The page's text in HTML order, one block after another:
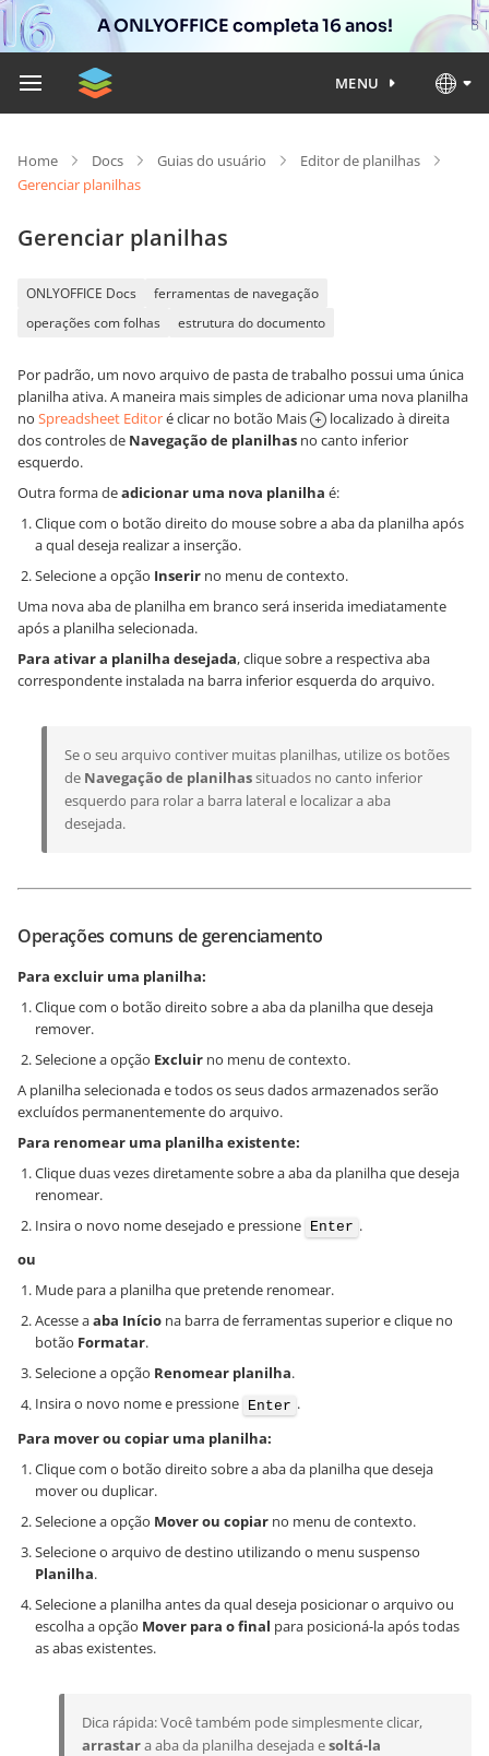
A ONLYOFFICE completa 16 anos!
MENU
Home Docs Guias do usuário
Editor de planilhas
Gerenciar planilhas
Gerenciar planilhas
ONLYOFFICE Docs
ferramentas de navegação
operações com folhas
estrutura do documento
Por padrão, um novo arquivo de pasta de trabalho possui uma única
planilha ativa. A maneira mais simples de adicionar uma nova planilha
no Spreadsheet Editoré clicar no botão Mais
localizado à direita
dos controles de Navegação de planilhas no canto inferior
esquerdo.
Outra forma deadicionar uma nova planilha é:
Clique com o botão direito do mouse sobre a aba da planilha após
a qual deseja realizar a inserção.
Selecione a opção Inserir no menu de contexto.
Uma nova aba de planilha em branco será inserida imediatamente
após a planilha selecionada.
Para ativar a planilha desejada, clique sobre a respectiva aba
correspondente instalada na barra inferior esquerda do arquivo.
Se o seu arquivo contiver muitas planilhas, utilize os botões
de Navegação de planilhassituados no canto inferior
esquerdo para rolar a barra lateral e localizar a aba
desejada.
Operações comuns de gerenciamento
Para excluir uma planilha:
Clique com o botão direito sobre a aba da planilha que deseja
remover.
Selecione a opção Excluir no menu de contexto.
A planilha selecionada e todos os seus dados armazenados serão
excluídos permanentemente do arquivo.
Para renomear uma planilha existente:
Clique duas vezes diretamente sobre a aba da planilha que deseja
renomear.
Insira o novo nome desejado e pressione Enter .
ou
Mude para a planilha que pretende renomear.
Acesse aaba Início na barra de ferramentas superior e clique no
botão Formatar.
Selecione a opção Renomear planilha.
Insira o novo nome e pressione Enter .
Para mover ou copiar uma planilha:
Clique com o botão direito sobre a aba da planilha que deseja
mover ou duplicar.
Selecione a opção Mover ou copiar no menu de contexto.
Selecione o arquivo de destino utilizando o menu suspenso
Planilha.
Selecione a planilha antes da qual deseja posicionar o arquivo ou
escolha a opção Mover para o final para posicioná-la após todas
as abas existentes.
Dica rápida: Você também pode simplesmente clicar,
arrastara aba da planilha desejada esoltá-la